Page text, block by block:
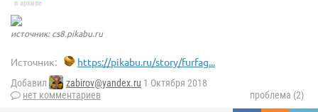
в архиве
источник: cs8.pikabu.ru
Источник: https://pikabu.ru/story/furfag...
Добавил zabirov@yandex.ru 1 Октября 2018
нет комментариев
проблема (2)